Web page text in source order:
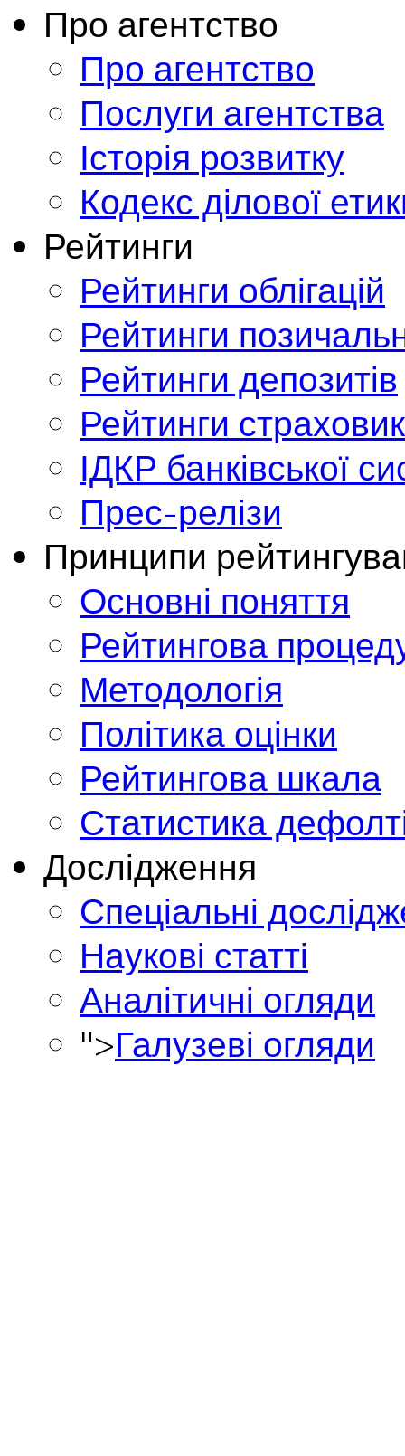
Про агентство
Про агентство
Послуги агентства
Історія розвитку
Кодекс ділової
Рейтинги
Рейтинги облігацій
Рейтинги
Рейтинги депозитів
Рейтинги
ІДКР банківської
Прес-релізи
Принципи
Основні поняття
Рейтингова
Методологія
Політика оцінки
Рейтингова шкала
Статистика
Дослідження
Спеціальні
Наукові статті
Аналітичні огляди
">Галузеві огляди